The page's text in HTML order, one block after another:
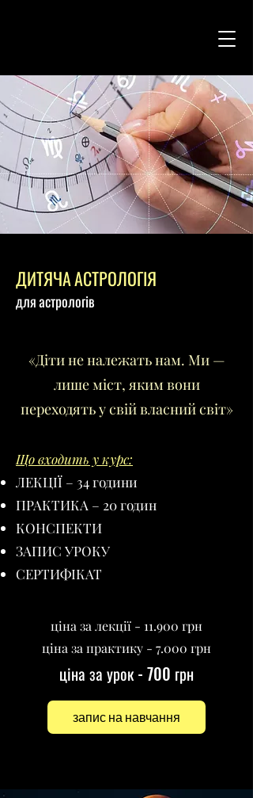
ДИТЯЧА АСТРОЛОГІЯ
для астрологів
«Діти не належать нам. Ми —
лише міст, яким вони
переходять у свій власний світ»
Що входить у курс:
ЛЕКЦІЇ – 34 години
ПРАКТИКА – 20 годин
КОНСПЕКТИ
ЗАПИС УРОКУ
СЕРТИФІКАТ
ціна за лекції - 11.900 грн
ціна за практику - 7.000 грн
ціна за урок - 700 грн
запис на навчання